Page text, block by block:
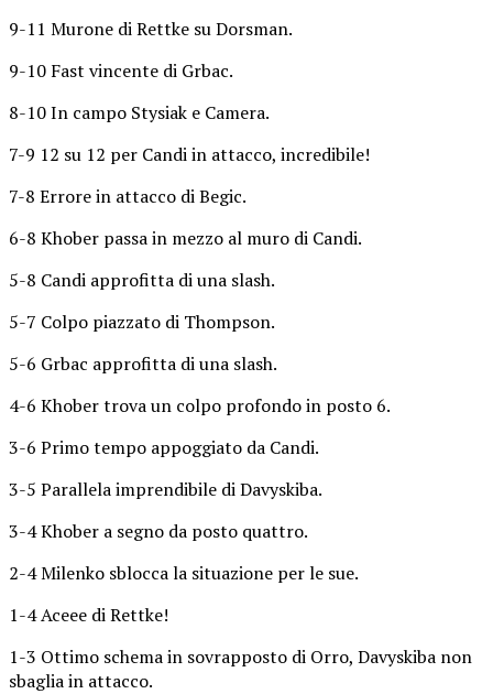
9-11 Murone di Rettke su Dorsman.
9-10 Fast vincente di Grbac.
8-10 In campo Stysiak e Camera.
7-9 12 su 12 per Candi in attacco, incredibile!
7-8 Errore in attacco di Begic.
6-8 Khober passa in mezzo al muro di Candi.
5-8 Candi approfitta di una slash.
5-7 Colpo piazzato di Thompson.
5-6 Grbac approfitta di una slash.
4-6 Khober trova un colpo profondo in posto 6.
3-6 Primo tempo appoggiato da Candi.
3-5 Parallela imprendibile di Davyskiba.
3-4 Khober a segno da posto quattro.
2-4 Milenko sblocca la situazione per le sue.
1-4 Aceee di Rettke!
1-3 Ottimo schema in sovrapposto di Orro, Davyskiba non
sbaglia in attacco.